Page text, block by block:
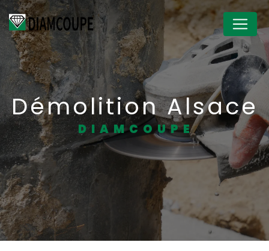
Démolition Alsace
DIAMCOUPE
Panneau de gestion des cookies